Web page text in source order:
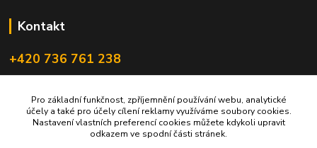
Kontakt
+420 736 761 238
Pro základní funkčnost, zpříjemnění používání webu, analytické
účely a také pro účely cílení reklamy využíváme soubory cookies.
Nastavení vlastních preferencí cookies můžete kdykoli upravit
odkazem ve spodní části stránek.